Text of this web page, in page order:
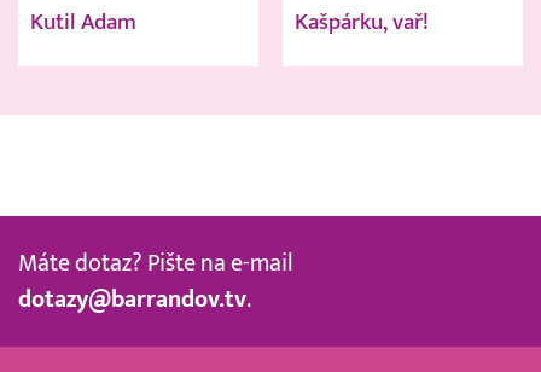
Kutil Adam Kašpárku, vař!
Máte dotaz? Pište na e-mail
dotazy@barrandov.tv.